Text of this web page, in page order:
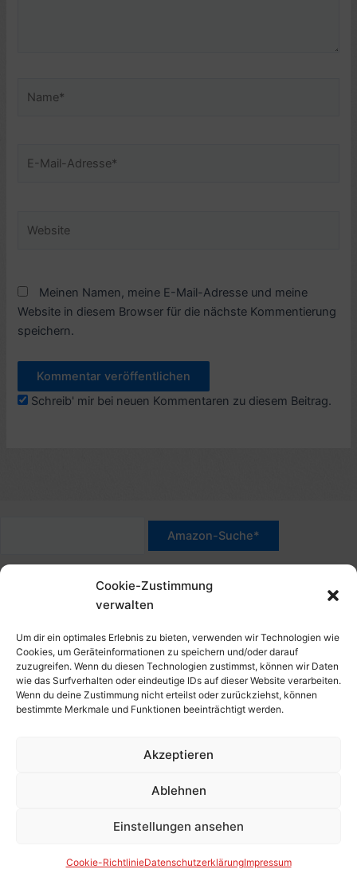
Cookie-Zustimmung
verwalten
Um dir ein optimales Erlebnis zu bieten, verwenden wir Technologien wie
Cookies, um Geräteinformationen zu speichern und/oder darauf
zuzugreifen. Wenn du diesen Technologien zustimmst, können wir Daten
wie das Surfverhalten oder eindeutige IDs auf dieser Website verarbeiten.
Wenn du deine Zustimmung nicht erteilst oder zurückziehst, können
bestimmte Merkmale und Funktionen beeinträchtigt werden.
Akzeptieren
Ablehnen
Einstellungen ansehen
Cookie-RichtlinieDatenschutzerklärungImpressum
Mail-
Meinen Namen, meine E-Mail-Adresse und meine
Website in diesem Browser für die nächste Kommentierung
speichern.
Schreib' mir bei neuen Kommentaren zu diesem Beitrag.
*Werbehinweis für Links mit Hinweis "Amazon-Werbelink(s)",
"Amazon-Suche" und/oder mit Sternchen (*): Das sind Affiliate-
Link. Wenn Du auf der verlinkten Website etwas kaufst, erhalte
Aufschlag – und unterstützt diese Seite. Als Amazon-Partner
verdiene ich an qualifizierten Verkäufen. Dies gilt auch für
Klicks/Tipps auf Produktbilder, die mit einer Händler-Seite wie
Amazon verlinkt sind.
Impressum
Datenschutzerklärung
Kontakt, Folgen & Über